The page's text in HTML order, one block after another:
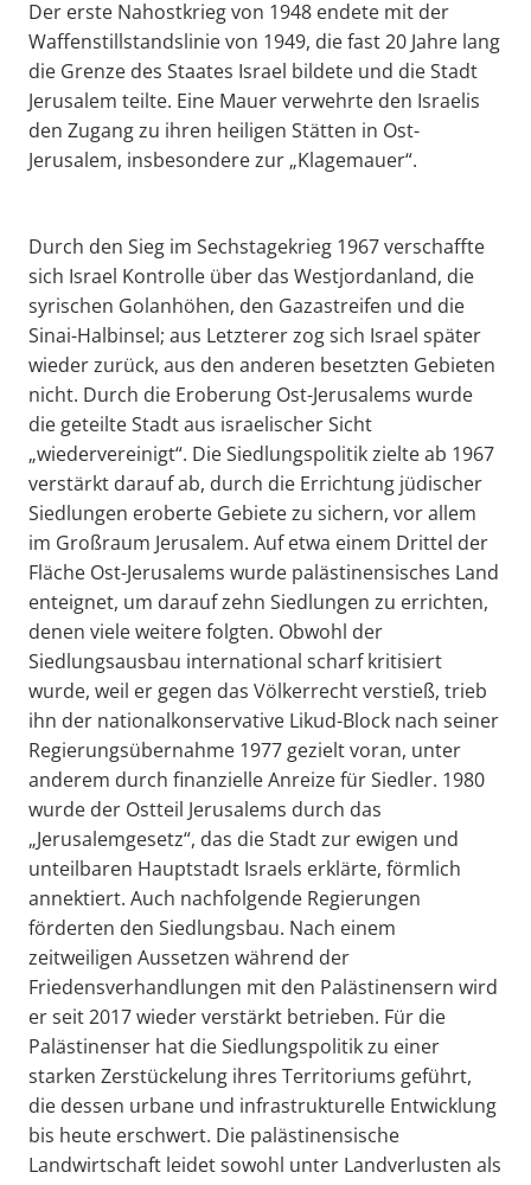
Der erste Nahostkrieg von 1948 endete mit der
Waffenstillstandslinie von 1949, die fast 20 Jahre lang
die Grenze des Staates Israel bildete und die Stadt
Jerusalem teilte. Eine Mauer verwehrte den Israelis
den Zugang zu ihren heiligen Stätten in Ost-
Jerusalem, insbesondere zur „Klagemauer“.
Durch den Sieg im Sechstagekrieg 1967 verschaffte
sich Israel Kontrolle über das Westjordanland, die
syrischen Golanhöhen, den Gazastreifen und die
Sinai-Halbinsel; aus Letzterer zog sich Israel später
wieder zurück, aus den anderen besetzten Gebieten
nicht. Durch die Eroberung Ost-Jerusalems wurde
die geteilte Stadt aus israelischer Sicht
„wiedervereinigt“. Die Siedlungspolitik zielte ab 1967
verstärkt darauf ab, durch die Errichtung jüdischer
Siedlungen eroberte Gebiete zu sichern, vor allem
im Großraum Jerusalem. Auf etwa einem Drittel der
Fläche Ost-Jerusalems wurde palästinensisches Land
enteignet, um darauf zehn Siedlungen zu errichten,
denen viele weitere folgten. Obwohl der
Siedlungsausbau international scharf kritisiert
wurde, weil er gegen das Völkerrecht verstieß, trieb
ihn der nationalkonservative Likud-Block nach seiner
Regierungsübernahme 1977 gezielt voran, unter
anderem durch finanzielle Anreize für Siedler. 1980
wurde der Ostteil Jerusalems durch das
„Jerusalemgesetz“, das die Stadt zur ewigen und
unteilbaren Hauptstadt Israels erklärte, förmlich
annektiert. Auch nachfolgende Regierungen
förderten den Siedlungsbau. Nach einem
zeitweiligen Aussetzen während der
Friedensverhandlungen mit den Palästinensern wird
er seit 2017 wieder verstärkt betrieben. Für die
Palästinenser hat die Siedlungspolitik zu einer
starken Zerstückelung ihres Territoriums geführt,
die dessen urbane und infrastrukturelle Entwicklung
bis heute erschwert. Die palästinensische
Landwirtschaft leidet sowohl unter Landverlusten als